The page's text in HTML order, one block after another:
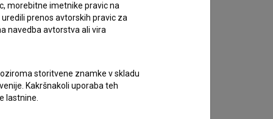
morebitne imetnike pravic na
prenos avtorskih pravic za
navedba avtorstva ali vira
storitvene znamke v skladu
Kakršnakoli uporaba teh
lastnine.